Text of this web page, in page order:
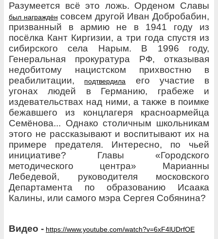
Разумеется всё это ложь. Орденом Славы
был награждён совсем другой Иван Добробабин,
призванный в армию не в 1941 году из
посёлка Кант Киргизии, а три года спустя из
сибирского села Нарым. В 1996 году,
Генеральная прокуратура РФ, отказывая
недобитому нацистском прихвостню в
реабилитации,
подтвердила
его участие в
угонах людей в Германию, грабеже и
издевательствах над ними, а также в поимке
бежавшего из концлагеря красноармейца
Семёнова... Однако столичным школьникам
этого не рассказывают и воспитывают их на
примере предателя. Интересно, по чьей
инициативе? Главы «Городского
методического центра» Марианны
Лебедевой, руководителя московского
Департамента по образованию Исаака
Калины, или самого мэра Сергея Собянина?
Видео - https://www.youtube.com/watch?v=6xF4lUDrfOE